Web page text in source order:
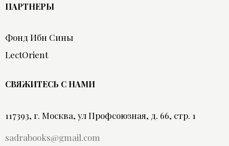
ПАРТНЕРЫ
Фонд Ибн Сины
LectOrient
СВЯЖИТЕСЬ С НАМИ
117393, г. Москва, ул Профсоюзная, д. 66, стр. 1
sadrabooks@gmail.com